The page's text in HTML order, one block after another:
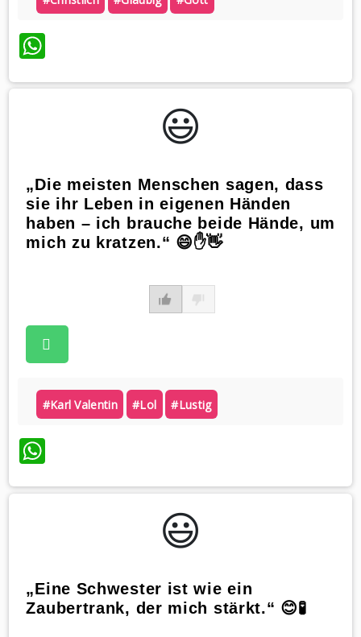
WhatsApp
😃️
„Die meisten Menschen sagen, dass
sie ihr Leben in eigenen Händen
haben – ich brauche beide Hände, um
mich zu kratzen.“ 😄✋👋
#karl Valentin #lol #lustig
WhatsApp
😃️
„Eine Schwester ist wie ein
Zaubertrank, der mich stärkt.“ 😊🧪